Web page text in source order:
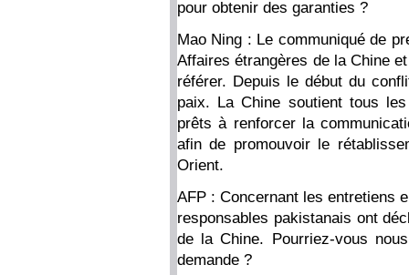
pour obtenir des garanties ?
Mao Ning : Le communiqué de
Affaires étrangères de la Chine
référer. Depuis le début du
paix. La Chine soutient tous
prêts à renforcer la
afin de promouvoir le
Orient.
AFP : Concernant les entretiens
responsables pakistanais ont
de la Chine. Pourriez-vous
demande ?